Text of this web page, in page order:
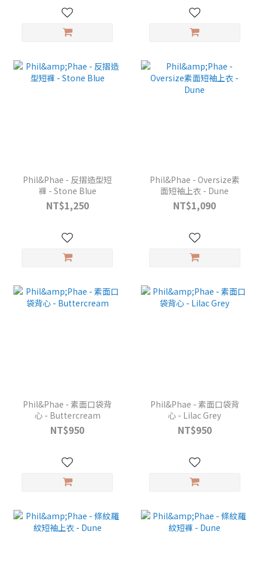
Phil&Phae - 反摺造型短
褲 - Stone Blue
NT$1,250
Phil&Phae - Oversize素
面短袖上衣 - Dune
NT$1,090
Phil&Phae - 素面口袋背
心 - Buttercream
NT$950
Phil&Phae - 素面口袋背
心 - Lilac Grey
NT$950